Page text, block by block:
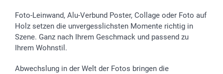
Foto-Leinwand, Alu-Verbund Poster, Collage oder Foto auf
Holz setzen die unvergesslichsten Momente richtig in
Szene. Ganz nach Ihrem Geschmack und passend zu
Ihrem Wohnstil.
Abwechslung in der Welt der Fotos bringen die